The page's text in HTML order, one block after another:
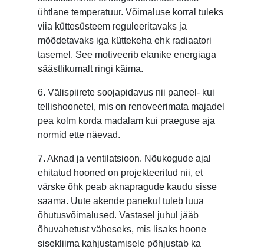
ühtlane temperatuur. Võimaluse korral tuleks
viia küttesüsteem reguleeritavaks ja
mõõdetavaks iga küttekeha ehk radiaatori
tasemel. See motiveerib elanike energiaga
säästlikumalt ringi käima.
6. Välispiirete soojapidavus nii paneel- kui
tellishoonetel, mis on renoveerimata majadel
pea kolm korda madalam kui praeguse aja
normid ette näevad.
7. Aknad ja ventilatsioon. Nõukogude ajal
ehitatud hooned on projekteeritud nii, et
värske õhk peab aknapragude kaudu sisse
saama. Uute akende panekul tuleb luua
õhutusvõimalused. Vastasel juhul jääb
õhuvahetust väheseks, mis lisaks hoone
sisekliima kahjustamisele põhjustab ka